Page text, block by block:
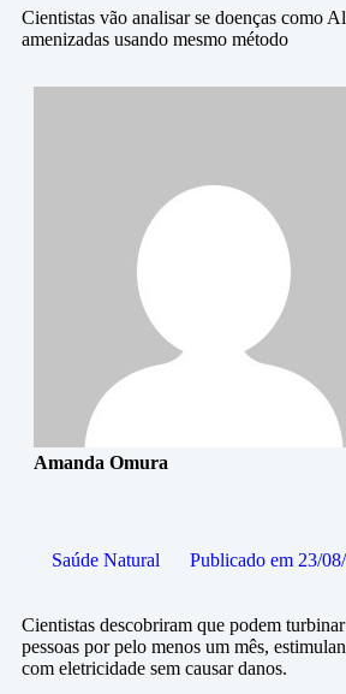
Cientistas vão analisar se doenças como
amenizadas usando mesmo método
Amanda Omura
Saúde Natural Publicado em 23/
Cientistas descobriram que podem
pessoas por pelo menos um mês,
com eletricidade sem causar danos.